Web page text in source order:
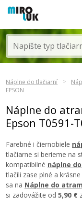
Náplne do tlačiarní
EPSON
Náplne do
Epson T0591-
Farebné i čiernobiele
tlačiarne si berieme na
kompatibilné náplne
tlačili zase plné a
sa na Náplne do
si zadovážite od 5,90 €